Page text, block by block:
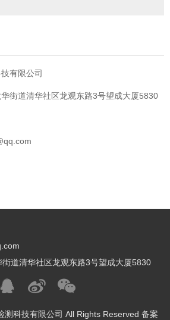
有限公司
街道清华社区龙观东路3号望成大厦5830
道清华社区龙观东路3号望成大厦5830
科技有限公司 All Rights Reserved 备案